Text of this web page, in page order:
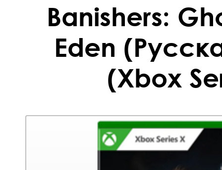
Banishers:
Eden
(Xbox